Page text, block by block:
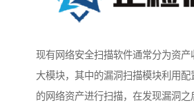
现有网络安全扫描软件通常分为资产
大模块，其中的漏洞扫描模块利用
的网络资产进行扫描，在发现漏洞